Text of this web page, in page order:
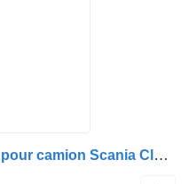
Autoradio Radio auto pentru pour camion Scania Clarion CZ215E